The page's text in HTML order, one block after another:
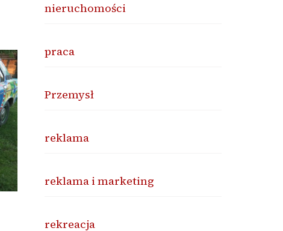
nieruchomości
praca
Przemysł
reklama
reklama i marketing
rekreacja